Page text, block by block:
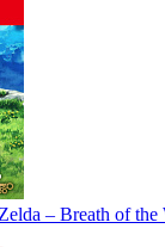
– Breath of